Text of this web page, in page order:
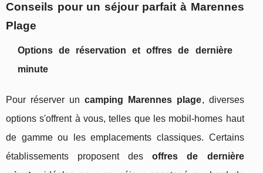
Conseils pour un séjour parfait à Marennes
Plage
Options de réservation et offres de dernière
minute
Pour réserver uncamping Marennes plage, diverses
options s'offrent à vous, telles que les mobil-homes haut
de gamme ou les emplacements classiques. Certains
établissements proposent desoffres de dernière